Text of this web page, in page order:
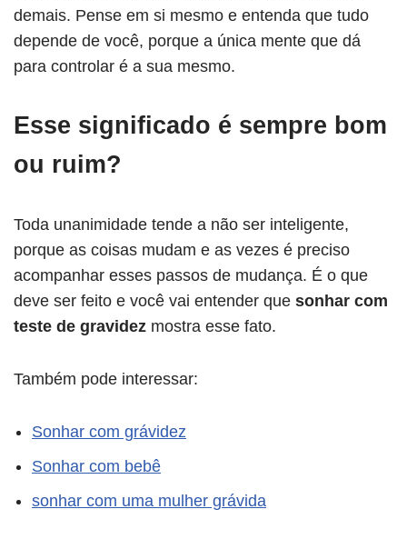
demais. Pense em si mesmo e entenda que tudo
depende de você, porque a única mente que dá
para controlar é a sua mesmo.
Esse significado é sempre bom
ou ruim?
Toda unanimidade tende a não ser inteligente,
porque as coisas mudam e as vezes é preciso
acompanhar esses passos de mudança. É o que
deve ser feito e você vai entender que sonhar com
teste de gravidez mostra esse fato.
Também pode interessar:
Sonhar com grávidez
Sonhar com bebê
sonhar com uma mulher grávida